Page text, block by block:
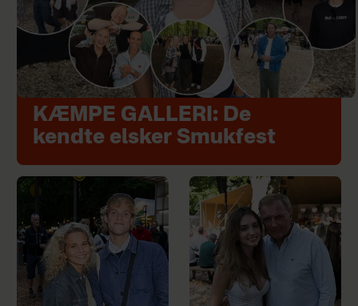
KÆMPE GALLERI: De
kendte elsker Smukfest